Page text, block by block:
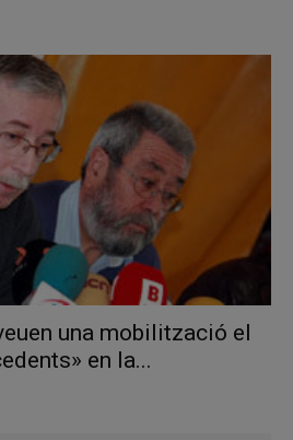
una mobilització el
en la...